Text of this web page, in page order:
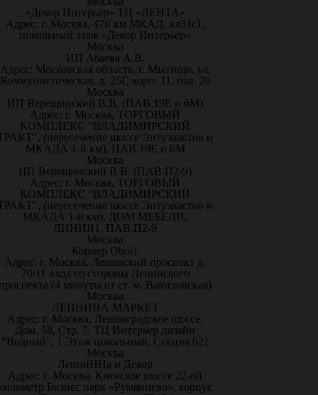
«Декор Интерьер» ТЦ «ЛЕНТА»
Адрес: г. Москва, 47й км МКАД, вл31с1,
цокольный этаж «Декор Интерьер»
Москва
ИП Абаева А.В.
Адрес: Московская область, г. Мытищи, ул.
Коммунистическая, д. 25Г, корп. 11, пав. 20
Москва
ИП Верещинский В.В. (ПАВ.19Е и 6М)
Адрес: г. Москва, ТОРГОВЫЙ
КОМПЛЕКС "ВЛАДИМИРСКИЙ
(пересечение шоссе Энтузиастов и
МКАДА 1-й км), ПАВ.19Е и 6М
Москва
ИП Верещинский В.В. (ПАВ.П2-9)
Адрес: г. Москва, ТОРГОВЫЙ
КОМПЛЕКС "ВЛАДИМИРСКИЙ
(пересечение шоссе Энтузиастов и
МКАДА 1-й км), ДОМ МЕБЕЛИ,
ЛИНИЯ1, ПАВ.П2-9
Москва
Корнер Oboi1
Адрес: г. Москва, Ленинский проспект д.
70/11 вход со стороны Ленинского
(4 минуты от ст. м. Вавиловская)
Москва
ЛЕПНИНА МАРКЕТ
Адрес: г. Москва, Ленинградское шоссе,
Дом. 58, Стр. 7, ТЦ Интерьер дизайн
"Водный", 1 Этаж цокольный, Секция 021
Москва
ЛепниННа и Декор
Адрес: г. Москва, Киевское шоссе 22-ой
Бизнес парк «Румянцево», корпус